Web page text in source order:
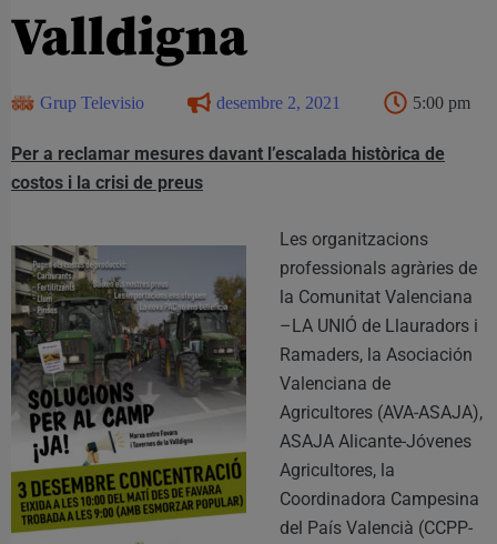
Valldigna
Grup Televisio desembre 2, 2021 5:00 pm
Per a reclamar mesures davant l’escalada històrica de
costos i la crisi de preus
Les organitzacions
professionals agràries de
la Comunitat Valenciana
–LA UNIÓ de Llauradors i
Ramaders, la Asociación
Valenciana de
Agricultores (AVA-ASAJA),
ASAJA Alicante-Jóvenes
Agricultores, la
Coordinadora Campesina
del País Valencià (CCPP-